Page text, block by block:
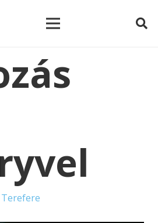
Terefere